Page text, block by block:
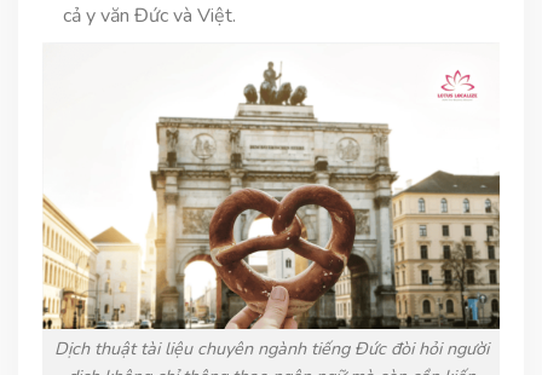
cả y văn Đức và Việt.
Dịch thuật tài liệu chuyên ngành tiếng Đức đòi hỏi người